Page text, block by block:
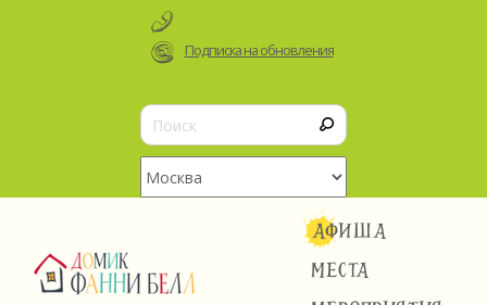
Подписка на обновления
АФИША
МЕСТА